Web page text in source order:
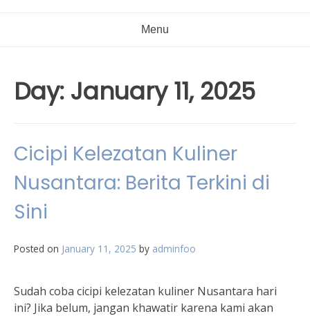
Menu
Day: January 11, 2025
Cicipi Kelezatan Kuliner
Nusantara: Berita Terkini di
Sini
Posted on January 11, 2025 by adminfoo
Sudah coba cicipi kelezatan kuliner Nusantara hari
ini? Jika belum, jangan khawatir karena kami akan